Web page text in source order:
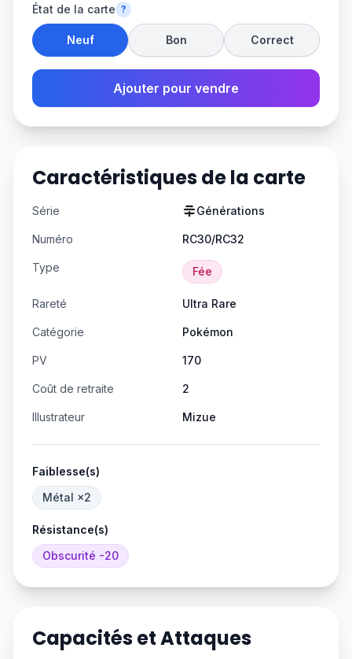
État de la carte ?
Neuf Bon Correct
Ajouter pour vendre
Caractéristiques de la carte
Série Générations
Numéro RC30/RC32
Type Fée
Rareté Ultra Rare
Catégorie Pokémon
PV 170
Coût de retraite 2
Illustrateur Mizue
Faiblesse(s)
Métal ×2
Résistance(s)
Obscurité -20
Capacités et Attaques